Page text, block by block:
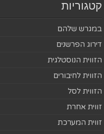
קטגוריות
במגרש שלהם
דירוג הפרשנים
הזווית הנוסטלגית
הזווית לחיבורים
הזווית לסל
זווית אחרת
זווית המערכת